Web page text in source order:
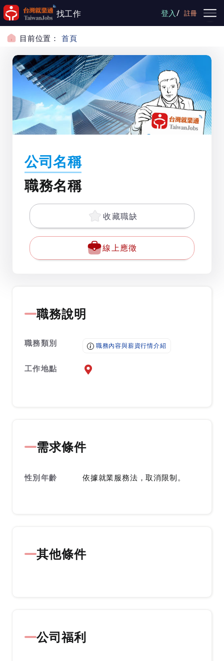
跳到主要內容
找工作 登入/ 註冊
目前位置： 首頁
公司名稱
職務名稱
收藏職缺
線上應徵
職務說明
職務類別 職務內容與薪資行情介紹
工作地點 前往查看地圖
需求條件
性別年齡 依據就業服務法，取消限制。
其他條件
公司福利